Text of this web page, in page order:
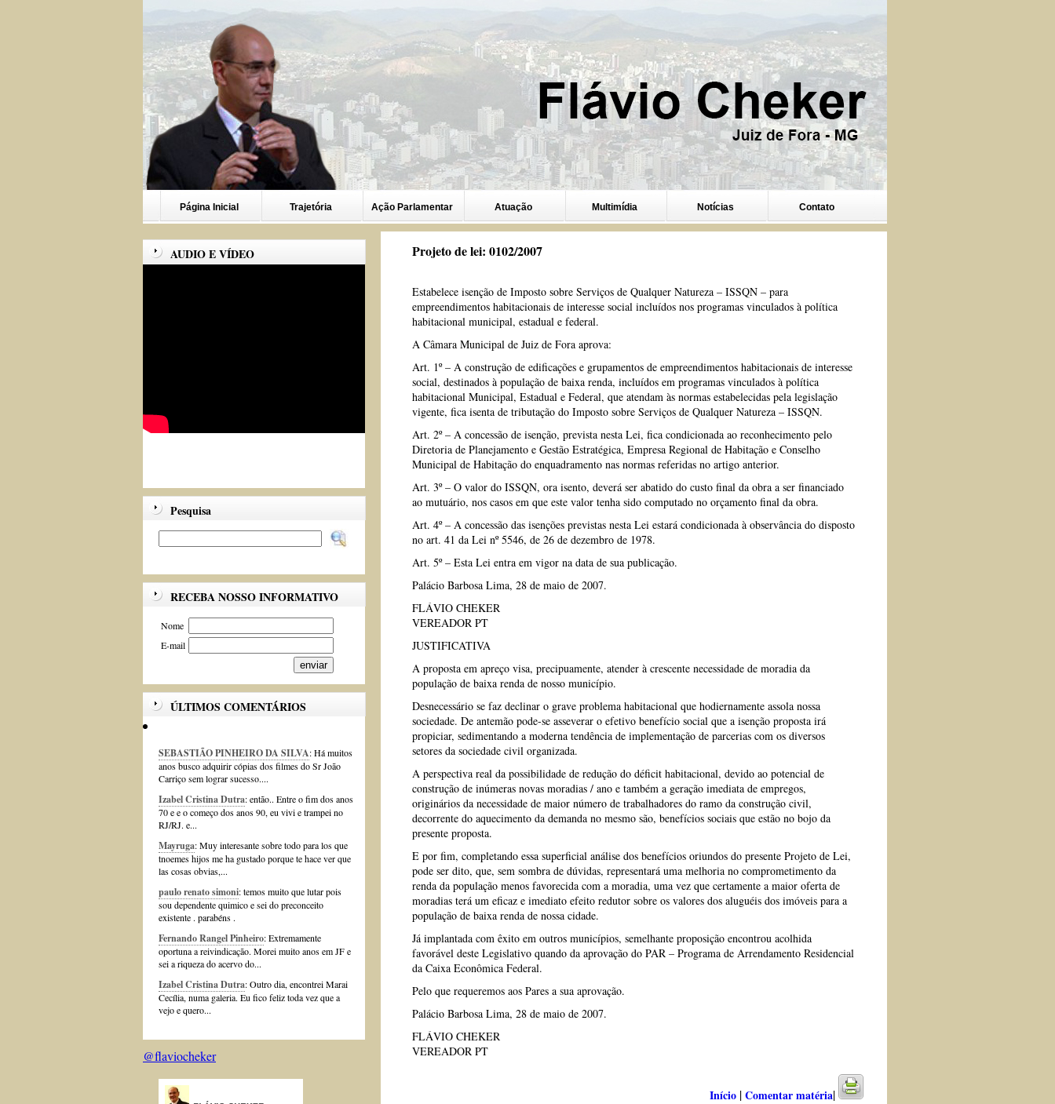
Página Inicial Trajetória Ação Parlamentar Atuação Multimídia Notícias Contato
AUDIO E VÍDEO
Pesquisa
RECEBA NOSSO INFORMATIVO
Nome
E-mail
ÚLTIMOS COMENTÁRIOS
SEBASTIÃO PINHEIRO DA SILVA: Há muitos
anos busco adquirir cópias dos filmes do Sr João
Carriço sem lograr sucesso....
Izabel Cristina Dutra: então.. Entre o fim dos anos
70 e e o começo dos anos 90, eu vivi e trampei no
RJ/RJ. e...
Mayruga: Muy interesante sobre todo para los que
tnoemes hijos me ha gustado porque te hace ver que
las cosas obvias,...
paulo renato simoni: temos muito que lutar pois
sou dependente quimico e sei do preconceito
existente . parabéns .
Fernando Rangel Pinheiro: Extremamente
oportuna a reivindicação. Morei muito anos em JF e
sei a riqueza do acervo do...
Izabel Cristina Dutra: Outro dia, encontrei Marai
Cecília, numa galeria. Eu fico feliz toda vez que a
vejo e quero...
@flaviocheker
Projeto de lei: 0102/2007
Estabelece isenção de Imposto sobre Serviços de Qualquer Natureza – ISSQN – para
empreendimentos habitacionais de interesse social incluídos nos programas vinculados à política
habitacional municipal, estadual e federal.
A Câmara Municipal de Juiz de Fora aprova:
Art. 1º – A construção de edificações e grupamentos de empreendimentos habitacionais de interesse
social, destinados à população de baixa renda, incluídos em programas vinculados à política
habitacional Municipal, Estadual e Federal, que atendam às normas estabelecidas pela legislação
vigente, fica isenta de tributação do Imposto sobre Serviços de Qualquer Natureza – ISSQN.
Art. 2º – A concessão de isenção, prevista nesta Lei, fica condicionada ao reconhecimento pelo
Diretoria de Planejamento e Gestão Estratégica, Empresa Regional de Habitação e Conselho
Municipal de Habitação do enquadramento nas normas referidas no artigo anterior.
Art. 3º – O valor do ISSQN, ora isento, deverá ser abatido do custo final da obra a ser financiado
ao mutuário, nos casos em que este valor tenha sido computado no orçamento final da obra.
Art. 4º – A concessão das isenções previstas nesta Lei estará condicionada à observância do disposto
no art. 41 da Lei nº 5546, de 26 de dezembro de 1978.
Art. 5º – Esta Lei entra em vigor na data de sua publicação.
Palácio Barbosa Lima, 28 de maio de 2007.
FLÁVIO CHEKER
VEREADOR PT
JUSTIFICATIVA
A proposta em apreço visa, precipuamente, atender à crescente necessidade de moradia da
população de baixa renda de nosso município.
Desnecessário se faz declinar o grave problema habitacional que hodiernamente assola nossa
sociedade. De antemão pode-se asseverar o efetivo benefício social que a isenção proposta irá
propiciar, sedimentando a moderna tendência de implementação de parcerias com os diversos
setores da sociedade civil organizada.
A perspectiva real da possibilidade de redução do déficit habitacional, devido ao potencial de
construção de inúmeras novas moradias / ano e também a geração imediata de empregos,
originários da necessidade de maior número de trabalhadores do ramo da construção civil,
decorrente do aquecimento da demanda no mesmo são, benefícios sociais que estão no bojo da
presente proposta.
E por fim, completando essa superficial análise dos benefícios oriundos do presente Projeto de Lei,
pode ser dito, que, sem sombra de dúvidas, representará uma melhoria no comprometimento da
renda da população menos favorecida com a moradia, uma vez que certamente a maior oferta de
moradias terá um eficaz e imediato efeito redutor sobre os valores dos aluguéis dos imóveis para a
população de baixa renda de nossa cidade.
Já implantada com êxito em outros municípios, semelhante proposição encontrou acolhida
favorável deste Legislativo quando da aprovação do PAR – Programa de Arrendamento Residencial
da Caixa Econômica Federal.
Pelo que requeremos aos Pares a sua aprovação.
Palácio Barbosa Lima, 28 de maio de 2007.
FLÁVIO CHEKER
VEREADOR PT
Início |Comentar matéria|